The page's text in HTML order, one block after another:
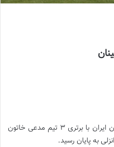
هفته دوازدهم لیگ برتر فوتبال زنان ایران با برتری 3 تیم مدعی خاتون
به پایان رسید.